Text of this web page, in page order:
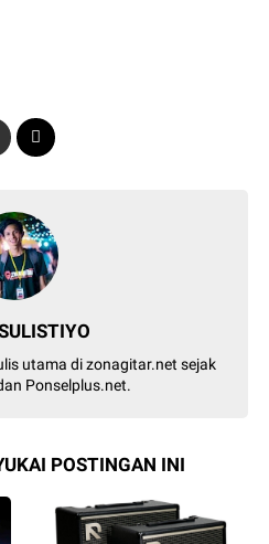
utama di zonagitar.net sejak
Ponselplus.net.
POSTINGAN INI